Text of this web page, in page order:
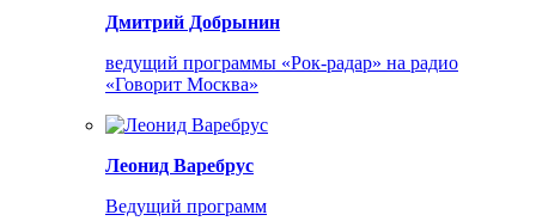
Дмитрий Добрынин
ведущий программы «Рок-радар» на радио
«Говорит Москва»
Леонид Варебрус
Ведущий программ